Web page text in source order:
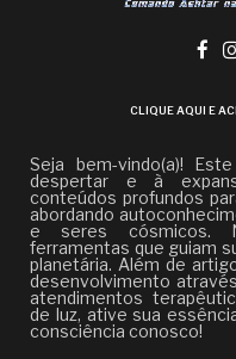
CLIQUE AQUI E
Seja bem-vindo(a)!
despertar e à
conteúdos profundos
abordando
e seres cósmicos.
ferramentas que guiam
planetária. Além de
desenvolvimento
atendimentos
de luz, ative sua
consciência conosco!